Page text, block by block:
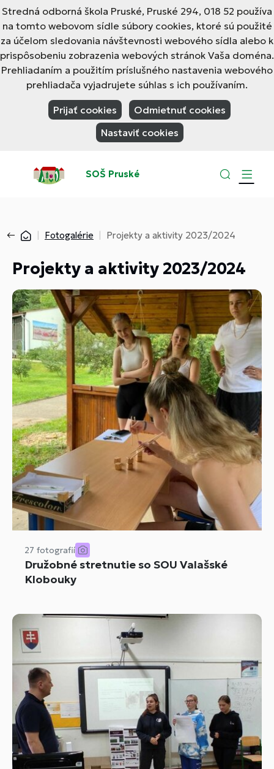
Stredná odborná škola Pruské, Pruské 294, 018 52 používa
na tomto webovom sídle súbory cookies, ktoré sú použité
za účelom sledovania návštevnosti webového sídla alebo k
prispôsobeniu zobrazenia webových stránok Vaša doména.
Prehliadaním a použitím príslušného nastavenia webového
prehliadača vyjadrujete súhlas s ich používaním.
Prijať cookies
Odmietnuť cookies
Nastaviť cookies
SOŠ Pruské
Fotogalérie Projekty a aktivity 2023/2024
Projekty a aktivity 2023/2024
27 fotografií
Družobné stretnutie so SOU Valašské
Klobouky